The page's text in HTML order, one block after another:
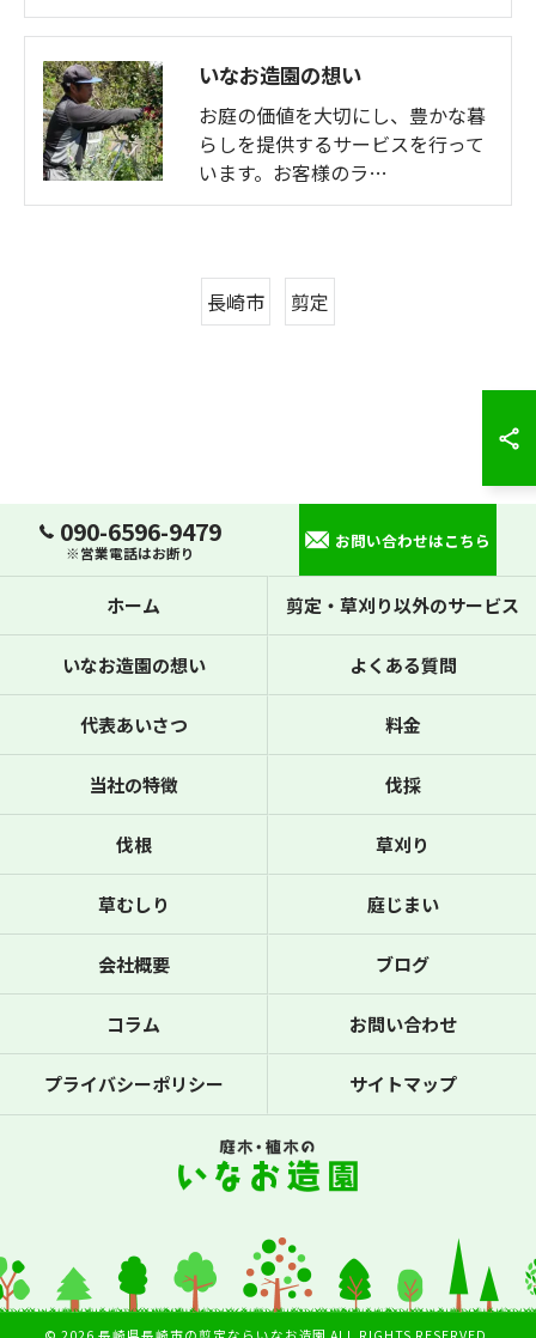
いなお造園の想い
お庭の価値を大切にし、豊かな暮
らしを提供するサービスを行って
います。お客様のラ…
長崎市 剪定
090-6596-9479
※営業電話はお断り
お問い合わせはこちら
ホーム 剪定・草刈り以外のサービス
いなお造園の想い よくある質問
代表あいさつ 料金
当社の特徴 伐採
伐根 草刈り
草むしり 庭じまい
会社概要 ブログ
コラム お問い合わせ
プライバシーポリシー サイトマップ